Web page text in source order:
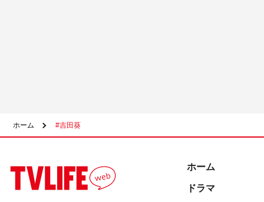
ホーム #吉田葵
ホーム
ドラマ